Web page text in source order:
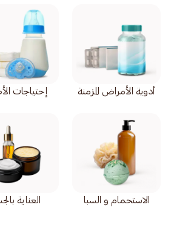
أدوية الأمراض المزمنة إحتياجات
الاستحمام و السبا العناية